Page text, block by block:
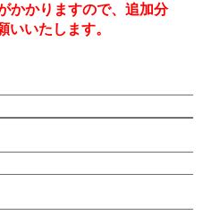
かかりますので、追加分
いいたします。